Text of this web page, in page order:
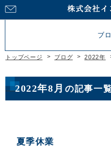
問
わ
ブ
トップページ ブログ 2022年
2022年8月 の記事一
夏季休業